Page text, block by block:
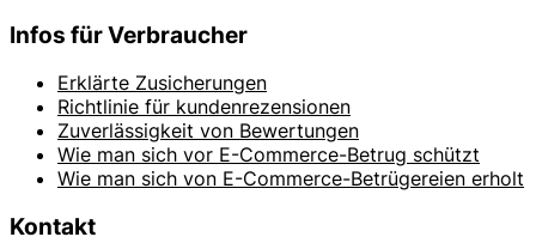
Infos für Verbraucher
Erklärte Zusicherungen
Richtlinie für kundenrezensionen
Zuverlässigkeit von Bewertungen
Wie man sich vor E-Commerce-Betrug schützt
Wie man sich von E-Commerce-Betrügereien erholt
Kontakt